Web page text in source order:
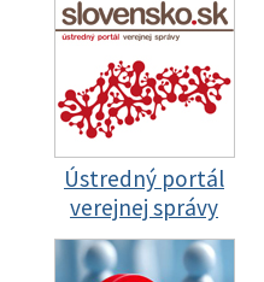
Ústredný portál
verejnej správy